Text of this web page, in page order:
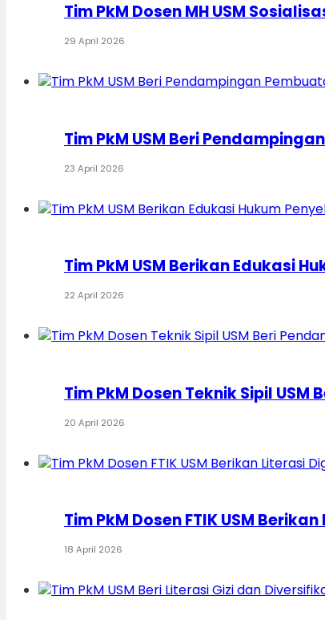
Tim PkM Dosen MH USM
29 April 2026
Tim PkM USM Beri
23 April 2026
Tim PkM USM Berikan Edukasi
22 April 2026
Tim PkM Dosen Teknik Sipil
20 April 2026
Tim PkM Dosen FTIK USM
18 April 2026